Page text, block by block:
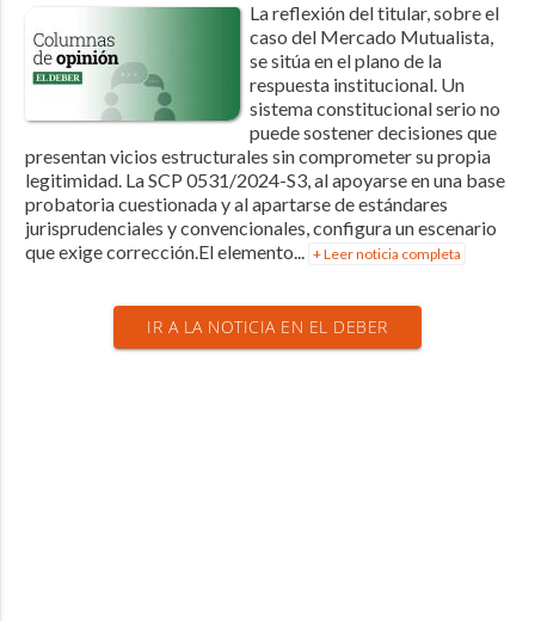
La reflexión del titular, sobre el
caso del Mercado Mutualista,
se sitúa en el plano de la
respuesta institucional. Un
sistema constitucional serio no
puede sostener decisiones que
presentan vicios estructurales sin comprometer su propia
legitimidad. La SCP 0531/2024-S3, al apoyarse en una base
probatoria cuestionada y al apartarse de estándares
jurisprudenciales y convencionales, configura un escenario
que exige corrección.El elemento... + Leer noticia completa
IR A LA NOTICIA EN EL DEBER